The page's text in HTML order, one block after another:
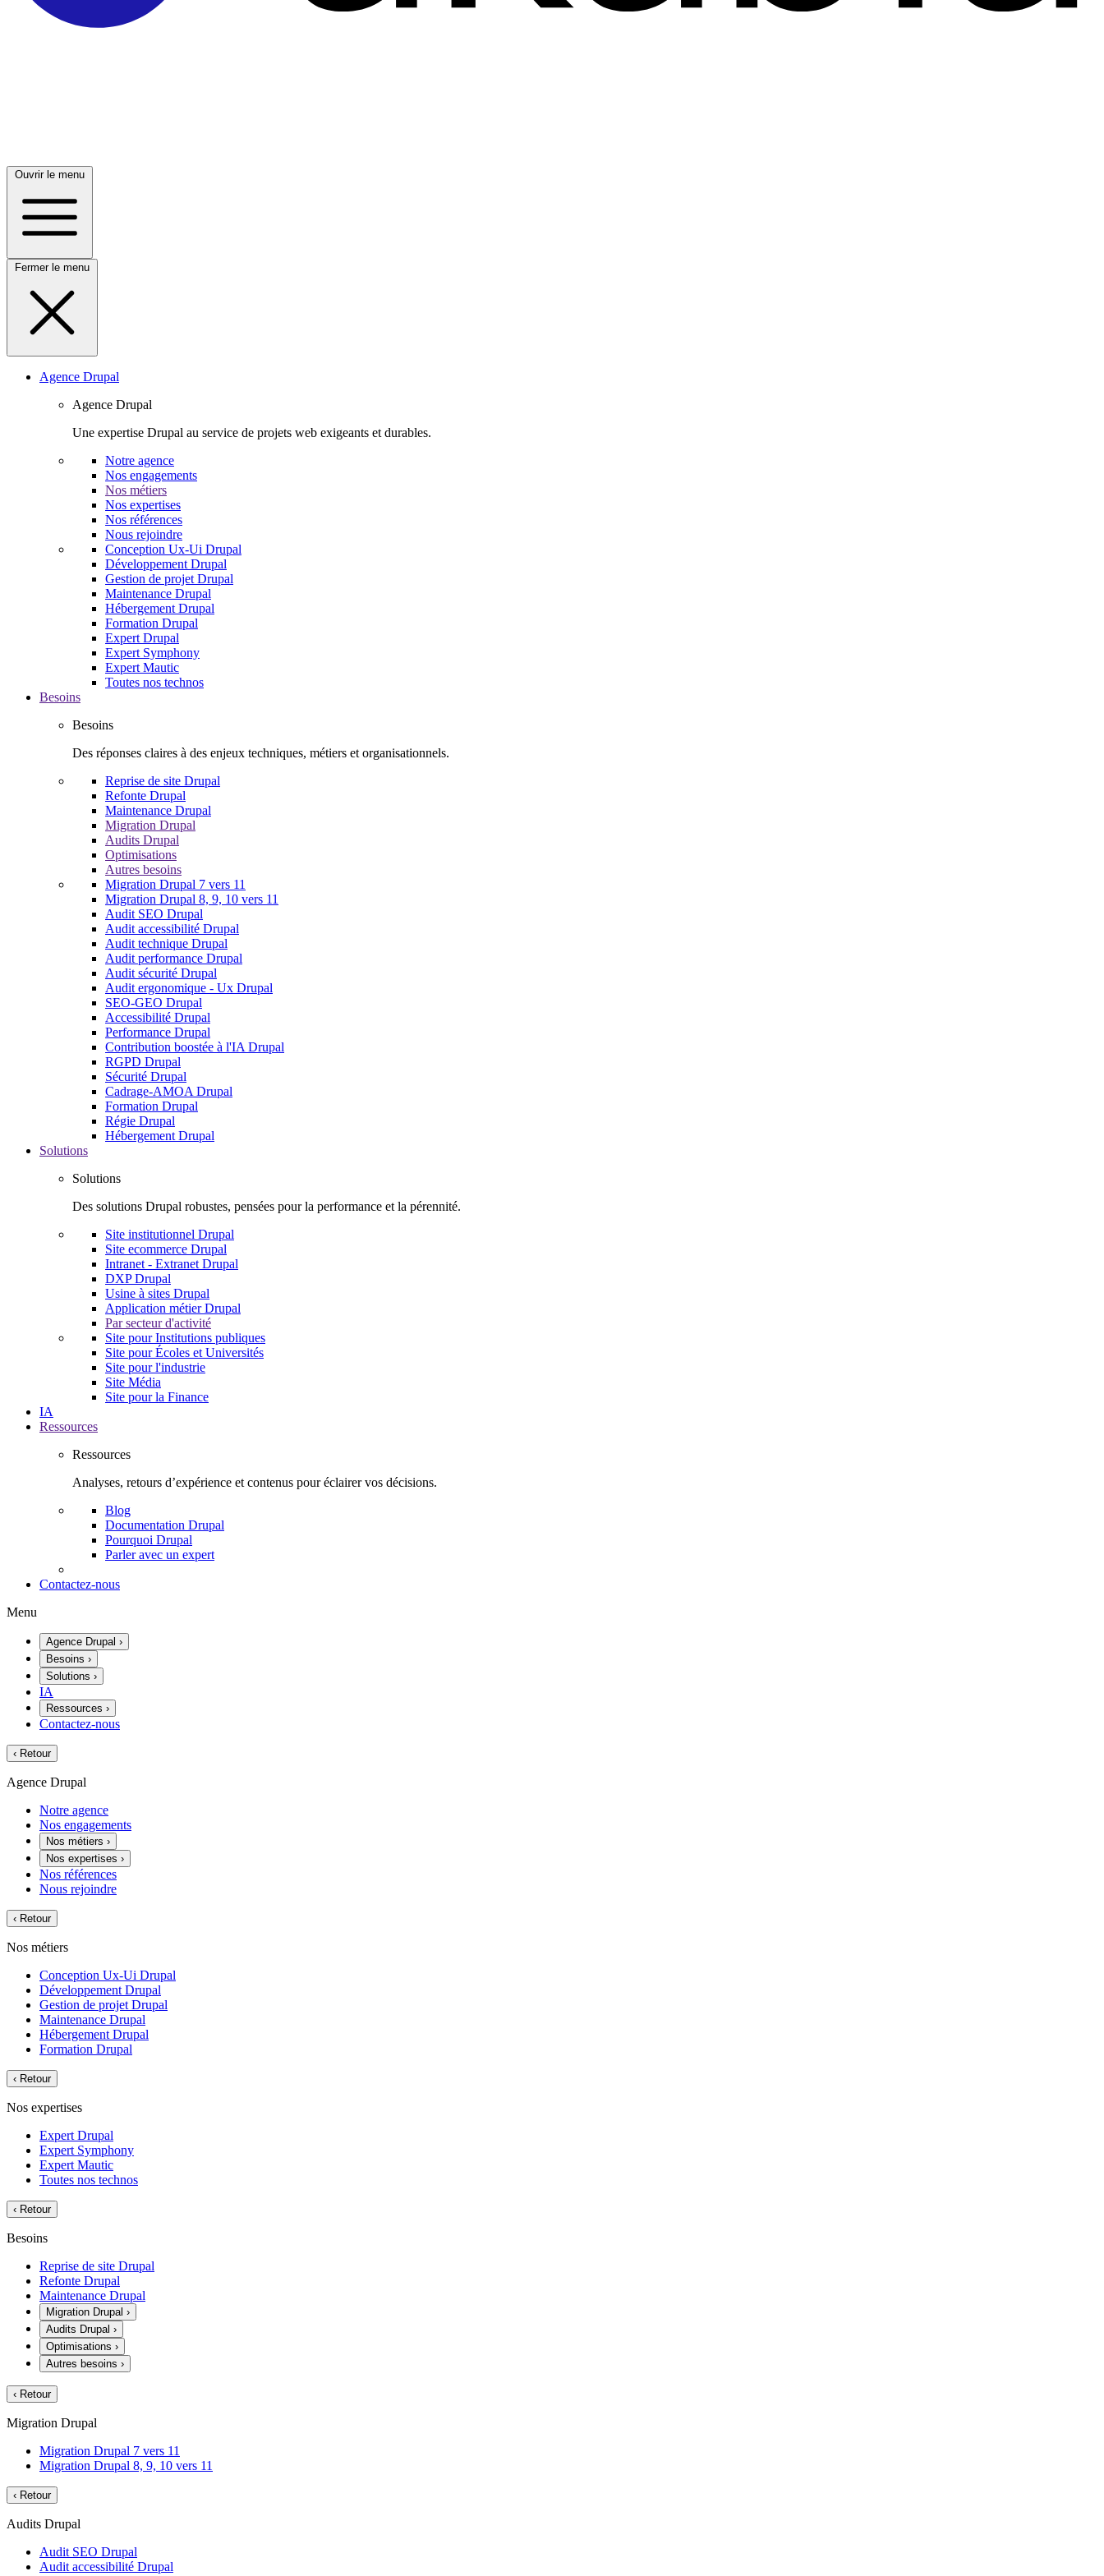
Ouvrir le menu
Fermer le menu
Agence Drupal
Agence Drupal
Une expertise Drupal au service de projets web exigeants et durables.
Notre agence
Nos engagements
Nos métiers
Nos expertises
Nos références
Nous rejoindre
Conception Ux-Ui Drupal
Développement Drupal
Gestion de projet Drupal
Maintenance Drupal
Hébergement Drupal
Formation Drupal
Expert Drupal
Expert Symphony
Expert Mautic
Toutes nos technos
Besoins
Besoins
Des réponses claires à des enjeux techniques, métiers et organisationnels.
Reprise de site Drupal
Refonte Drupal
Maintenance Drupal
Migration Drupal
Audits Drupal
Optimisations
Autres besoins
Migration Drupal 7 vers 11
Migration Drupal 8, 9, 10 vers 11
Audit SEO Drupal
Audit accessibilité Drupal
Audit technique Drupal
Audit performance Drupal
Audit sécurité Drupal
Audit ergonomique - Ux Drupal
SEO-GEO Drupal
Accessibilité Drupal
Performance Drupal
Contribution boostée à l'IA Drupal
RGPD Drupal
Sécurité Drupal
Cadrage-AMOA Drupal
Formation Drupal
Régie Drupal
Hébergement Drupal
Solutions
Solutions
Des solutions Drupal robustes, pensées pour la performance et la pérennité.
Site institutionnel Drupal
Site ecommerce Drupal
Intranet - Extranet Drupal
DXP Drupal
Usine à sites Drupal
Application métier Drupal
Par secteur d'activité
Site pour Institutions publiques
Site pour Écoles et Universités
Site pour l'industrie
Site Média
Site pour la Finance
IA
Ressources
Ressources
Analyses, retours d’expérience et contenus pour éclairer vos décisions.
Blog
Documentation Drupal
Pourquoi Drupal
Parler avec un expert
Contactez-nous
Menu
Agence Drupal ›
Besoins ›
Solutions ›
IA
Ressources ›
Contactez-nous
‹ Retour
Agence Drupal
Notre agence
Nos engagements
Nos métiers ›
Nos expertises ›
Nos références
Nous rejoindre
‹ Retour
Nos métiers
Conception Ux-Ui Drupal
Développement Drupal
Gestion de projet Drupal
Maintenance Drupal
Hébergement Drupal
Formation Drupal
‹ Retour
Nos expertises
Expert Drupal
Expert Symphony
Expert Mautic
Toutes nos technos
‹ Retour
Besoins
Reprise de site Drupal
Refonte Drupal
Maintenance Drupal
Migration Drupal ›
Audits Drupal ›
Optimisations ›
Autres besoins ›
‹ Retour
Migration Drupal
Migration Drupal 7 vers 11
Migration Drupal 8, 9, 10 vers 11
‹ Retour
Audits Drupal
Audit SEO Drupal
Audit accessibilité Drupal